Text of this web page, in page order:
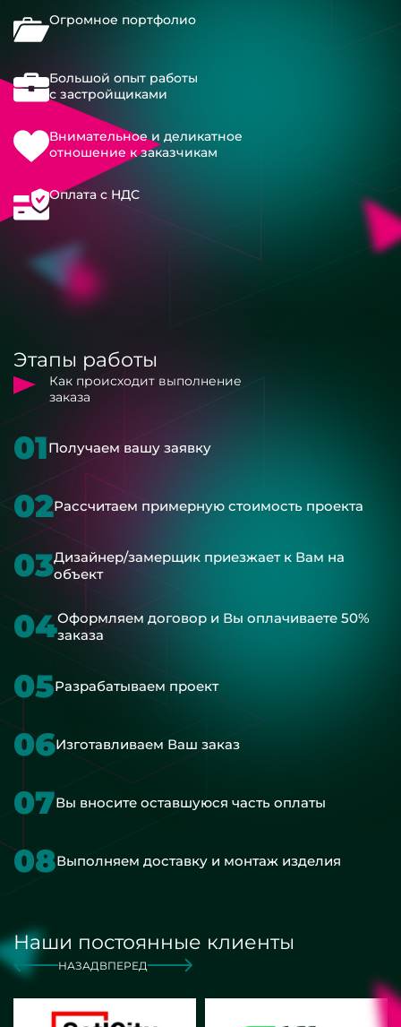
Огромное портфолио
Большой опыт работы
с застройщиками
Внимательное и деликатное
отношение к заказчикам
Оплата с НДС
Этапы работы
Как происходит выполнение
заказа
01Получаем вашу заявку
02Рассчитаем примерную стоимость проекта
03Дизайнер/замерщик приезжает к Вам на
объект
04Оформляем договор и Вы оплачиваете 50%
заказа
05Разрабатываем проект
06Изготавливаем Ваш заказ
07Вы вносите оставшуюся часть оплаты
08Выполняем доставку и монтаж изделия
Наши постоянные клиенты
НАЗАД ВПЕРЕД